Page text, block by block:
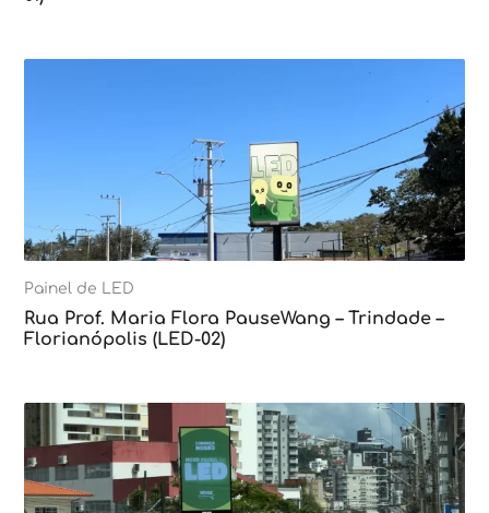
Painel de LED
Rua Prof. Maria Flora PauseWang – Trindade –
Florianópolis (LED-02)